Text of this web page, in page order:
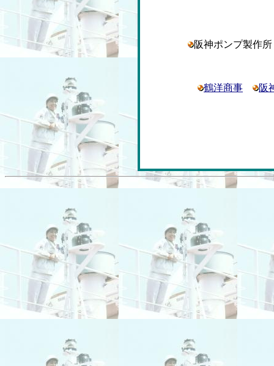
阪神ポンプ製作
鶴洋商事 阪